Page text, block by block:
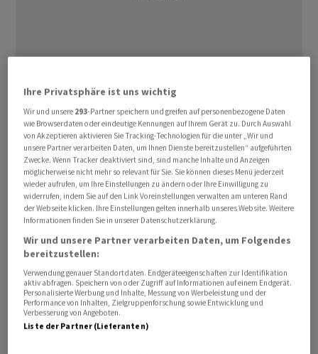
«Die Jahresbilanz der Chemie ist unterirdisch -
Produktion, Umsatz und Preise sind im roten Bereich»,
fasste der Hauptgeschäftsführer Wolfgang Grosse
Entrup das vergangene Jahr für die Branche zusammen.
2026 werde nicht leichter. Schon vor dem Iran-Krieg
habe es keine Aufbruchsstimmung gegeben. Die
Branche leide insgesamt unter einer schwachen
Industriekonjunktur, hohem Importdruck und einem
Jetzt sorge der Iran-Krieg für weitere Risiken aufgrund
der Blockade der Strasse von Hormus, sagte der
Manager. Neben der Öl- und Gasversorgung könnte es
Ihre Privatsphäre ist uns wichtig
Wir und unsere 293-Partner speichern und greifen auf personenbezogene Daten
wie Browserdaten oder eindeutige Kennungen auf Ihrem Gerät zu. Durch Auswahl
von Akzeptieren aktivieren Sie Tracking-Technologien für die unter „Wir und
unsere Partner verarbeiten Daten, um Ihnen Dienste bereitzustellen“ aufgeführten
Zwecke. Wenn Tracker deaktiviert sind, sind manche Inhalte und Anzeigen
möglicherweise nicht mehr so relevant für Sie. Sie können dieses Menü jederzeit
wieder aufrufen, um Ihre Einstellungen zu ändern oder Ihre Einwilligung zu
widerrufen, indem Sie auf den Link Voreinstellungen verwalten am unteren Rand
der Webseite klicken. Ihre Einstellungen gelten innerhalb unseres Website. Weitere
Informationen finden Sie in unserer Datenschutzerklärung.
Wir und unsere Partner verarbeiten Daten, um Folgendes
bereitzustellen:
Verwendung genauer Standortdaten. Endgeräteeigenschaften zur Identifikation
aktiv abfragen. Speichern von oder Zugriff auf Informationen auf einem Endgerät.
Personalisierte Werbung und Inhalte, Messung von Werbeleistung und der
Performance von Inhalten, Zielgruppenforschung sowie Entwicklung und
Verbesserung von Angeboten.
Liste der Partner (Lieferanten)